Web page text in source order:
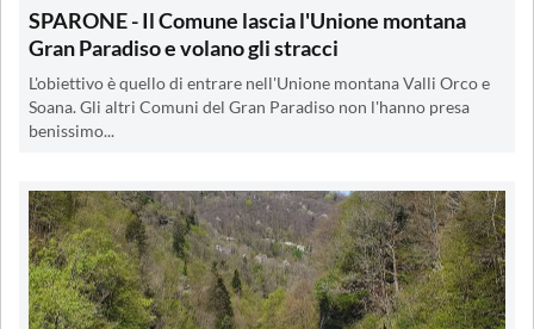
SPARONE - Il Comune lascia l'Unione montana
Gran Paradiso e volano gli stracci
L'obiettivo è quello di entrare nell'Unione montana Valli Orco e
Soana. Gli altri Comuni del Gran Paradiso non l'hanno presa
benissimo...